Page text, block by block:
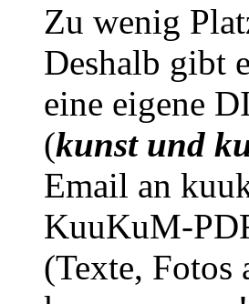
Zu wenig
Deshalb gibt
eine eigene
(kunst und
Email an
KuuKuM-
(Texte, Fotos